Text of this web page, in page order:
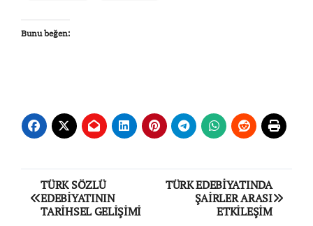
Bunu beğen:
Yazı
gezinmesi
TÜRK SÖZLÜ
EDEBİYATININ
TARİHSEL GELİŞİMİ
TÜRK EDEBİYATINDA
ŞAİRLER ARASI
ETKİLEŞİM